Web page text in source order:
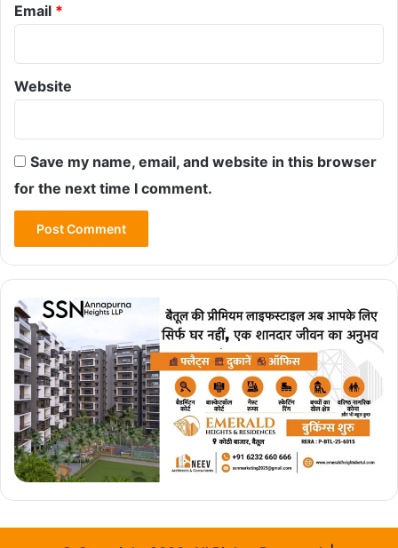
Email *
Website
Save my name, email, and website in this browser
for the next time I comment.